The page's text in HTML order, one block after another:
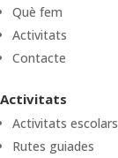
Què fem
Activitats
Contacte
Activitats
Activitats escolars
Rutes guiades